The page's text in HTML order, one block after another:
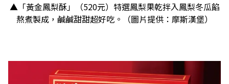
▲「黃金鳳梨酥」（520元）特選鳳梨果乾拌入鳳梨冬瓜餡
熬煮製成，鹹鹹甜甜超好吃。（圖片提供：摩斯漢堡）